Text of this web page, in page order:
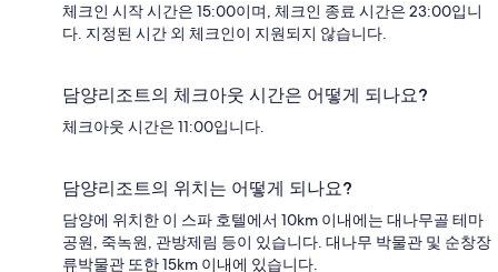
체크인 시작 시간은 15:00이며, 체크인 종료 시간은 23:00입니
다. 지정된 시간 외 체크인이 지원되지 않습니다.
담양리조트의 체크아웃 시간은 어떻게 되나요?
체크아웃 시간은 11:00입니다.
담양리조트의 위치는 어떻게 되나요?
담양에 위치한 이 스파 호텔에서 10km 이내에는 대나무골 테마
공원, 죽녹원, 관방제림 등이 있습니다. 대나무 박물관 및 순창장
류박물관 또한 15km 이내에 있습니다.